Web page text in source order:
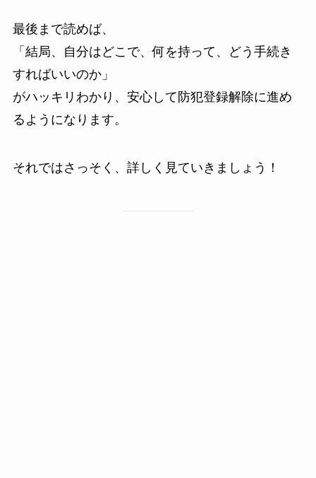
最後まで読めば、
「結局、自分はどこで、何を持って、どう手続き
すればいいのか」
がハッキリわかり、安心して防犯登録解除に進め
るようになります。
それではさっそく、詳しく見ていきましょう！